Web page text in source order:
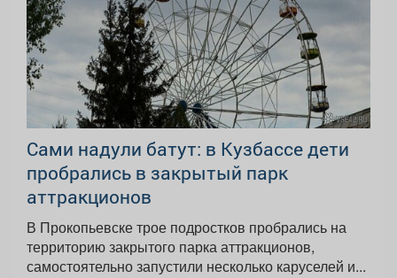
Сами надули батут: в Кузбассе дети
пробрались в закрытый парк
аттракционов
В Прокопьевске трое подростков пробрались на
территорию закрытого парка аттракционов,
самостоятельно запустили несколько каруселей и...